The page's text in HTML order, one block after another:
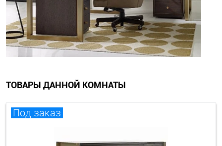
ТОВАРЫ ДАННОЙ КОМНАТЫ
Под заказ